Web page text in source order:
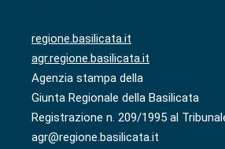
regione.basilicata.it
agr.regione.basilicata.it
Agenzia stampa della
Giunta Regionale della Basilicata
Registrazione n. 209/1995 al
agr@regione.basilicata.it